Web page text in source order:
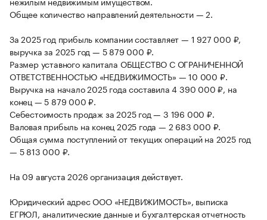
Общее количество направлений деятельности — 2.
За 2025 год прибыль компании составляет — 1 927 000 ₽,
выручка за 2025 год — 5 879 000 ₽.
Размер уставного капитала ОБЩЕСТВО С ОГРАНИЧЕННОЙ
ОТВЕТСТВЕННОСТЬЮ «НЕДВИЖИМОСТЬ» — 10 000 ₽.
Выручка на начало 2025 года составила 4 390 000 ₽, на
конец — 5 879 000 ₽.
Себестоимость продаж за 2025 год — 3 196 000 ₽.
Валовая прибыль на конец 2025 года — 2 683 000 ₽.
Общая сумма поступлений от текущих операций на 2025 год
— 5 813 000 ₽.
На 09 августа 2026 организация действует.
Юридический адрес ООО «НЕДВИЖИМОСТЬ», выписка
ЕГРЮЛ, аналитические данные и бухгалтерская отчетность